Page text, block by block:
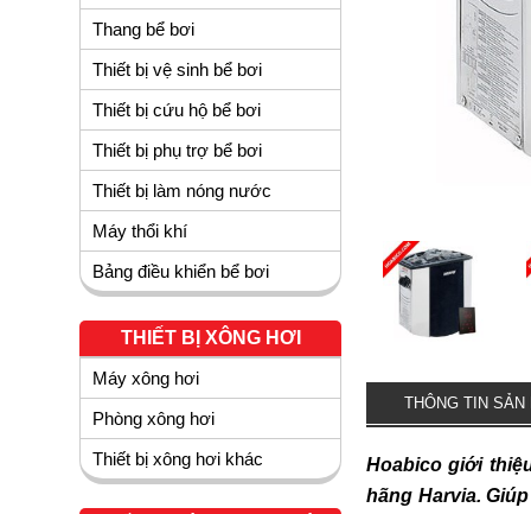
THÔNG TIN SẢN
Hoabico giới
hãng Harvia.
Thang bể bơi
Thiết bị vệ sinh bể bơi
Thiết bị cứu hộ bể bơi
Thiết bị phụ trợ bể bơi
Thiết bị làm nóng nước
Máy thổi khí
Bảng điều khiển bể bơi
THIẾT BỊ XÔNG HƠI
Máy xông hơi
Phòng xông hơi
Thiết bị xông hơi khác